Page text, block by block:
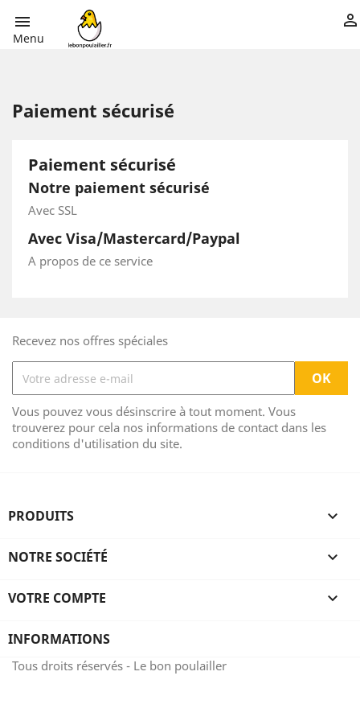

Menu

Paiement sécurisé
Paiement sécurisé
Notre paiement sécurisé
Avec SSL
Avec Visa/Mastercard/Paypal
A propos de ce service
Recevez nos offres spéciales
Vous pouvez vous désinscrire à tout moment. Vous
trouverez pour cela nos informations de contact dans les
conditions d'utilisation du site.
PRODUITS 
NOTRE SOCIÉTÉ 
VOTRE COMPTE 
INFORMATIONS
Tous droits réservés - Le bon poulailler